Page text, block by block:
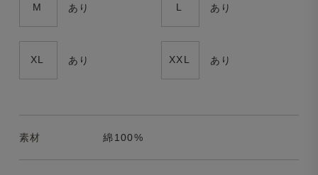
M あり L あり
XL あり XXL あり
素材 綿100%